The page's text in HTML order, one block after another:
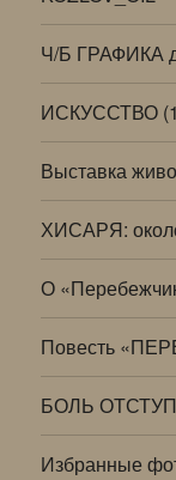
Ч/Б ГРАФИКА
ИСКУССТВО
Выставка
ХИСАРЯ:
О
Повесть
БОЛЬ
Избранные